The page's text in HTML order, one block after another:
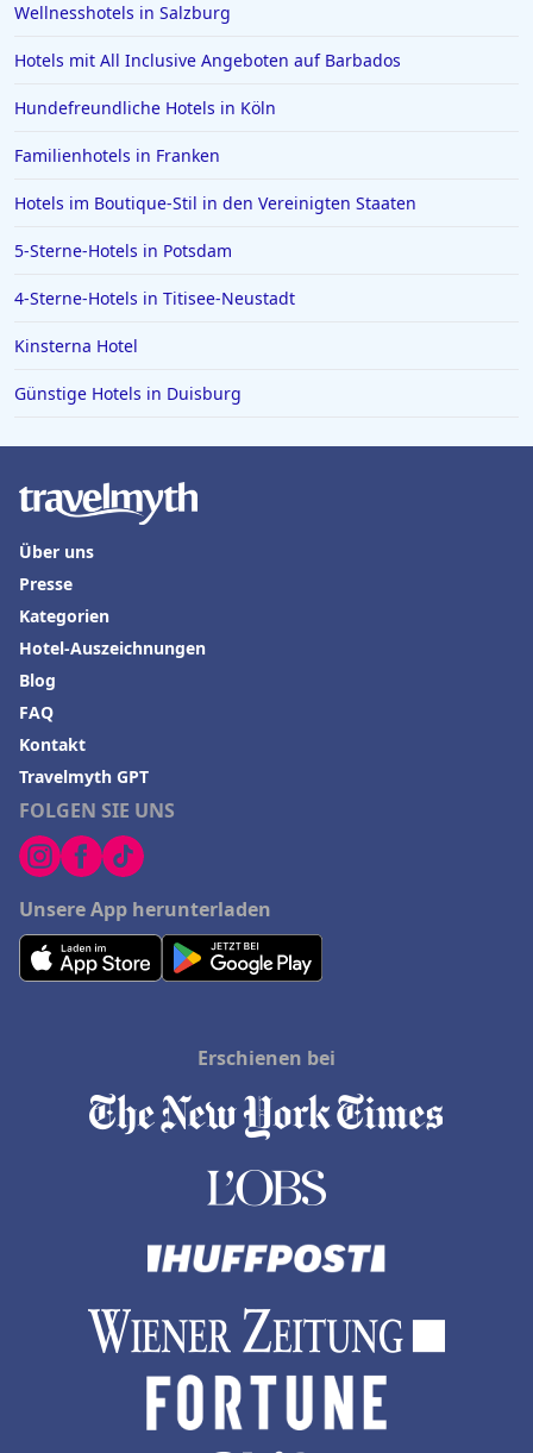
Wellnesshotels in Salzburg
Hotels mit All Inclusive Angeboten auf Barbados
Hundefreundliche Hotels in Köln
Familienhotels in Franken
Hotels im Boutique-Stil in den Vereinigten Staaten
5-Sterne-Hotels in Potsdam
4-Sterne-Hotels in Titisee-Neustadt
Kinsterna Hotel
Günstige Hotels in Duisburg
FOLGEN SIE UNS
Unsere App herunterladen
Über uns
Presse
Kategorien
Hotel-Auszeichnungen
Blog
FAQ
Kontakt
Travelmyth GPT
Erschienen bei